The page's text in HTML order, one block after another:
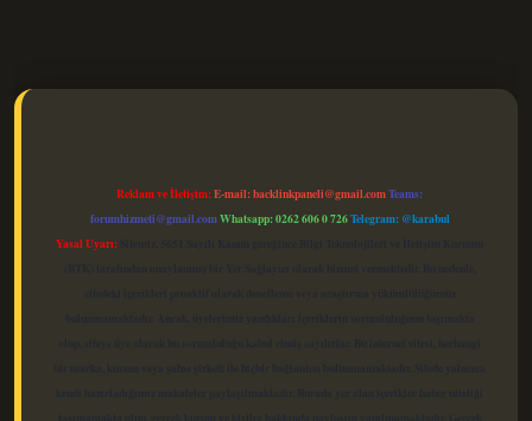
Reklam ve İletişim:E-mail:backlinkpaneli@gmail.comTeams:
forumhizmeti@gmail.comWhatsapp: 0262 606 0 726Telegram: @karabul
Yasal Uyarı: